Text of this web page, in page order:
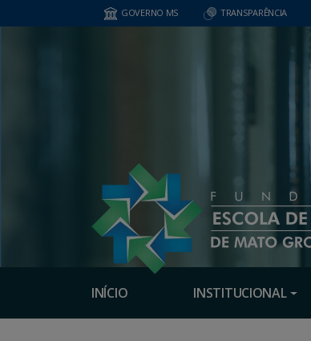
GOVERNO MS TRANSPARÊNCIA
INÍCIO INSTITUCIONAL